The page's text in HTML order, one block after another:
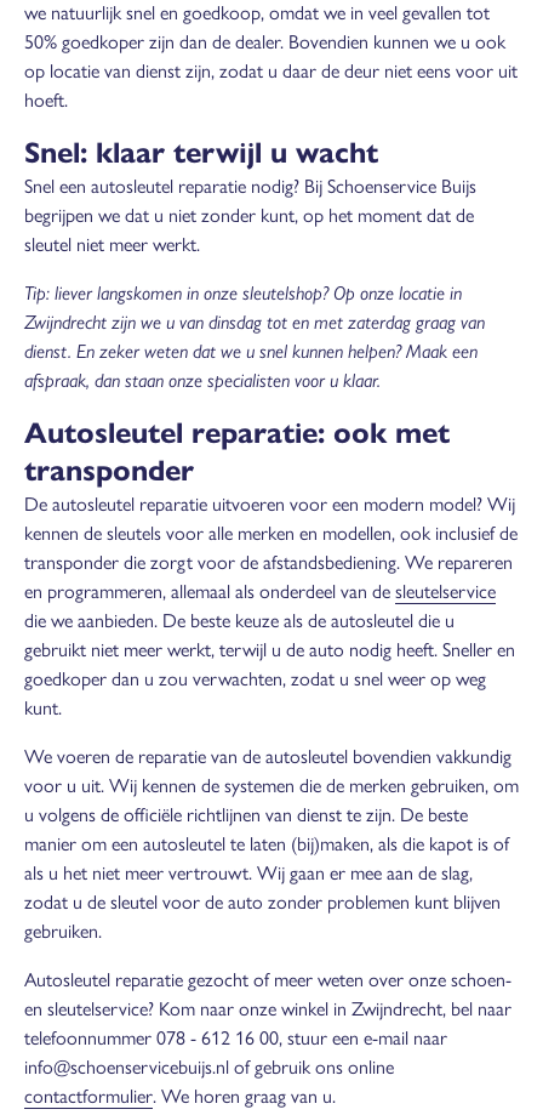
we natuurlijk snel en goedkoop, omdat we in veel gevallen tot
50% goedkoper zijn dan de dealer. Bovendien kunnen we u ook
op locatie van dienst zijn, zodat u daar de deur niet eens voor uit
hoeft.
Snel: klaar terwijl u wacht
Snel een autosleutel reparatie nodig? Bij Schoenservice Buijs
begrijpen we dat u niet zonder kunt, op het moment dat de
sleutel niet meer werkt.
Tip: liever langskomen in onze sleutelshop? Op onze locatie in
Zwijndrecht zijn we u van dinsdag tot en met zaterdag graag van
dienst. En zeker weten dat we u snel kunnen helpen? Maak een
afspraak, dan staan onze specialisten voor u klaar.
Autosleutel reparatie: ook met
transponder
De autosleutel reparatie uitvoeren voor een modern model? Wij
kennen de sleutels voor alle merken en modellen, ook inclusief de
transponder die zorgt voor de afstandsbediening. We repareren
en programmeren, allemaal als onderdeel van de sleutelservice
die we aanbieden. De beste keuze als de autosleutel die u
gebruikt niet meer werkt, terwijl u de auto nodig heeft. Sneller en
goedkoper dan u zou verwachten, zodat u snel weer op weg
kunt.
We voeren de reparatie van de autosleutel bovendien vakkundig
voor u uit. Wij kennen de systemen die de merken gebruiken, om
u volgens de officiële richtlijnen van dienst te zijn. De beste
manier om een autosleutel te laten (bij)maken, als die kapot is of
als u het niet meer vertrouwt. Wij gaan er mee aan de slag,
zodat u de sleutel voor de auto zonder problemen kunt blijven
gebruiken.
Autosleutel reparatie gezocht of meer weten over onze schoen-
en sleutelservice? Kom naar onze winkel in Zwijndrecht, bel naar
telefoonnummer 078 - 612 16 00, stuur een e-mail naar
info@schoenservicebuijs.nl of gebruik ons online
contactformulier. We horen graag van u.